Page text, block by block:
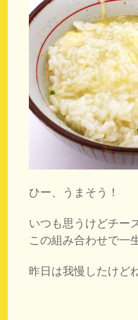
ひー、うまそう！
いつも思うけどチー
この組み合わせで一
昨日は我慢したけどね